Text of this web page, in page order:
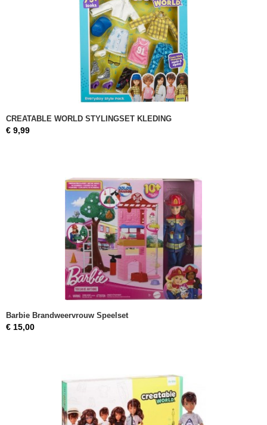
CREATABLE WORLD STYLINGSET KLEDING
€ 9,99
Barbie Brandweervrouw Speelset
€ 15,00